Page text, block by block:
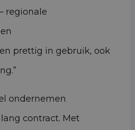
regionale
prettig in gebruik, ook
ondernemen
contract. Met